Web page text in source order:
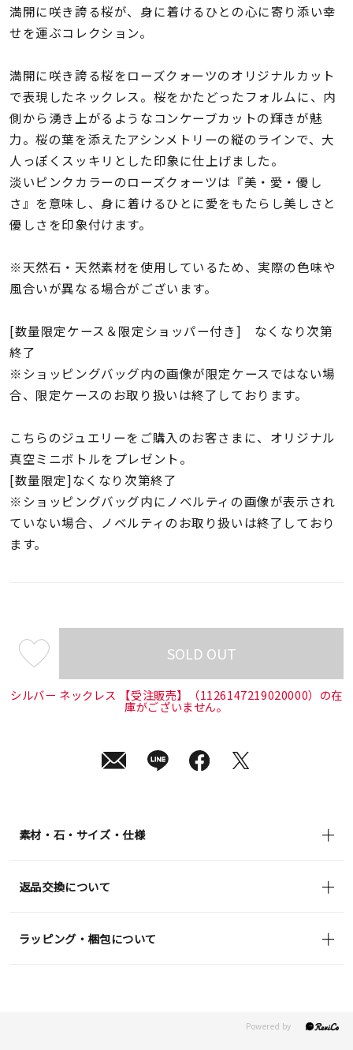
コレクション
レディース
リングサイズ
メンズ
リングサイズ
～
満開に咲き誇る桜が、身に着けるひとの心に寄り添い幸
せを運ぶコレクション。
満開に咲き誇る桜をローズクォーツのオリジナルカット
で表現したネックレス。桜をかたどったフォルムに、内
側から湧き上がるようなコンケーブカットの輝きが魅
力。桜の葉を添えたアシンメトリーの縦のラインで、大
人っぽくスッキリとした印象に仕上げました。
淡いピンクカラーのローズクォーツは『美・愛・優し
さ』を意味し、身に着けるひとに愛をもたらし美しさと
優しさを印象付けます。
※天然石・天然素材を使用しているため、実際の色味や
風合いが異なる場合がございます。
[数量限定ケース＆限定ショッパー付き] なくなり次第
終了
※ショッピングバッグ内の画像が限定ケースではない場
合、限定ケースのお取り扱いは終了しております。
こちらのジュエリーをご購入のお客さまに、オリジナル
真空ミニボトルをプレゼント。
[数量限定]なくなり次第終了
※ショッピングバッグ内にノベルティの画像が表示され
ていない場合、ノベルティのお取り扱いは終了しており
ます。
¥19,800 (tax
in)
SOLD OUT
シルバー ネックレス 【受注販売】（1126147219020000）の在
庫がございません。
素材・石・サイズ・仕様
返品交換について
ラッピング・梱包について